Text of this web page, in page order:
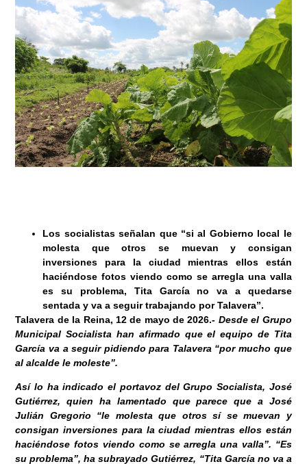
Los socialistas señalan que “si al Gobierno local le
molesta que otros se muevan y consigan
inversiones para la ciudad mientras ellos están
haciéndose fotos viendo como se arregla una valla
es su problema, Tita García no va a quedarse
sentada y va a seguir trabajando por Talavera”.
Talavera de la Reina, 12de mayo de 2026.- Desde el Grupo
Municipal Socialista han afirmado que el equipo de Tita
García va a seguir pidiendo para Talavera “por mucho que
al alcalde le moleste”.
Así lo ha indicado el portavoz del Grupo Socialista, José
Gutiérrez, quien ha lamentado que parece que a José
Julián Gregorio “le molesta que otros sí se muevan y
consigan inversiones para la ciudad mientras ellos están
haciéndose fotos viendo como se arregla una valla”. “Es
su problema”, ha subrayado Gutiérrez, “Tita García no va a